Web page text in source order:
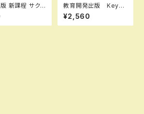
クシ
A 完成ノート
性質 新品 問
体のみ 別冊解
教育開発出版 Keyワ
ーク（キーワーク）＋ K
eyテスト（キーテスト）2
冊セット 公民（ご選択
¥2,560